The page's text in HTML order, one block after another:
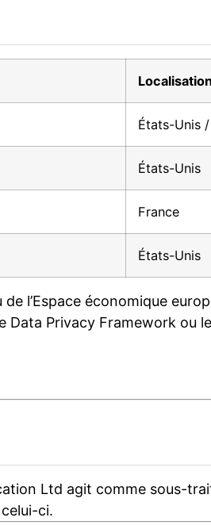
États-Unis
États-Unis
France
États-Unis
l’Espace économique
Privacy Framework ou
Ltd agit comme sous-
ci.